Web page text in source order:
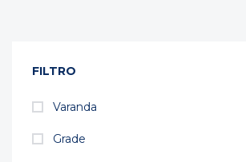
FILTRO
Varanda
Grade